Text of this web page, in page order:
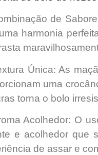
de
harmonia
Única: As
uma
torna o bolo
Acolhedor: O
e acolhedor que
de assar e